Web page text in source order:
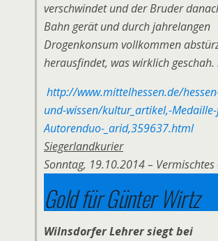
verschwindet und der Bruder
Bahn gerät und durch jahrelangen
Drogenkonsum vollkommen
herausfindet, was wirklich
http://www.mittelhessen.de/
und-wissen/kultur_artikel,-
Autorenduo-_arid,359637.html
Siegerlandkurier
Sonntag, 19.10.2014 –
Gold für Günter Wirtz
Wilnsdorfer Lehrer siegt bei